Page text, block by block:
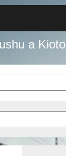
a Kioto